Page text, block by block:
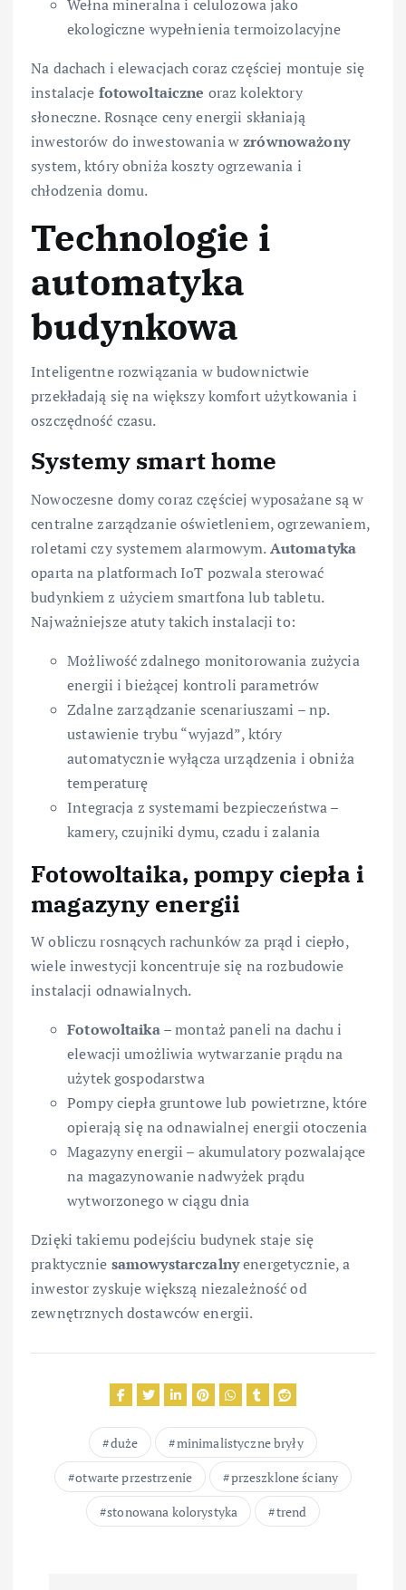
Wełna mineralna i celulozowa jako
ekologiczne wypełnienia termoizolacyjne
Na dachach i elewacjach coraz częściej montuje się
instalacje fotowoltaiczne oraz kolektory
słoneczne. Rosnące ceny energii skłaniają
inwestorów do inwestowania wzrównoważony
system, który obniża koszty ogrzewania i
chłodzenia domu.
Technologie i
automatyka
budynkowa
Inteligentne rozwiązania w budownictwie
przekładają się na większy komfort użytkowania i
oszczędność czasu.
Systemy smart home
Nowoczesne domy coraz częściej wyposażane są w
centralne zarządzanie oświetleniem, ogrzewaniem,
roletami czy systemem alarmowym.Automatyka
oparta na platformach IoT pozwala sterować
budynkiem z użyciem smartfona lub tabletu.
Najważniejsze atuty takich instalacji to:
Możliwość zdalnego monitorowania zużycia
energii i bieżącej kontroli parametrów
Zdalne zarządzanie scenariuszami – np.
ustawienie trybu “wyjazd”, który
automatycznie wyłącza urządzenia i obniża
temperaturę
Integracja z systemami bezpieczeństwa –
kamery, czujniki dymu, czadu i zalania
Fotowoltaika, pompy ciepła i
magazyny energii
W obliczu rosnących rachunków za prąd i ciepło,
wiele inwestycji koncentruje się na rozbudowie
instalacji odnawialnych.
Fotowoltaika– montaż paneli na dachu i
elewacji umożliwia wytwarzanie prądu na
użytek gospodarstwa
Pompy ciepła gruntowe lub powietrzne, które
opierają się na odnawialnej energii otoczenia
Magazyny energii – akumulatory pozwalające
na magazynowanie nadwyżek prądu
wytworzonego w ciągu dnia
Dzięki takiemu podejściu budynek staje się
praktycznie samowystarczalnyenergetycznie, a
inwestor zyskuje większą niezależność od
zewnętrznych dostawców energii.
duże
minimalistyczne bryły
otwarte przestrzenie
przeszklone ściany
stonowana kolorystyka
trend